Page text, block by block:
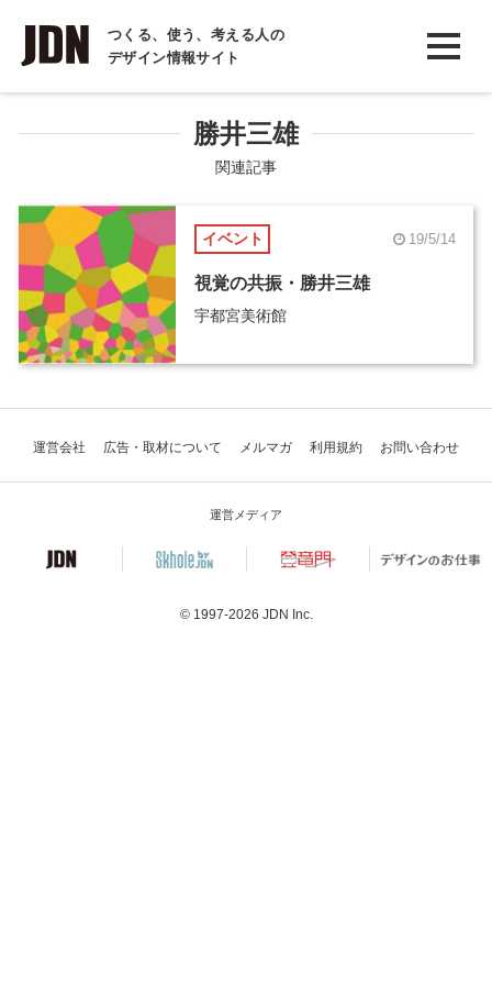
つくる、使う、考える人の
デザイン情報サイト
INTERVIEW
インタビュー
COLUMN
コラム
勝井三雄
関連記事
イベント 19/5/14
視覚の共振・勝井三雄
宇都宮美術館
運営会社 広告・取材について メルマガ 利用規約 お問い合わせ
運営メディア
© 1997-2026 JDN Inc.